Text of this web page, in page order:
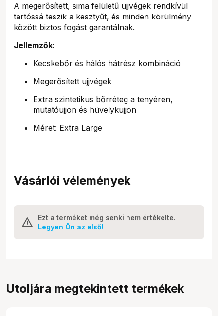
A megerősített, sima felületű ujjvégek rendkívül
tartóssá teszik a kesztyűt, és minden körülmény
között biztos fogást garantálnak.
Jellemzők:
Kecskebőr és hálós hátrész kombináció
Megerősített ujjvégek
Extra szintetikus bőrréteg a tenyéren,
mutatóujjon és hüvelykujjon
Méret: Extra Large
Vásárlói vélemények
Ezt a terméket még senki nem értékelte.
Legyen Ön az első!
Utoljára megtekintett termékek